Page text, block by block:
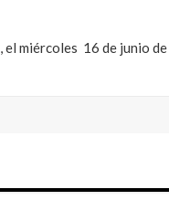
, el miércoles 16 de junio de